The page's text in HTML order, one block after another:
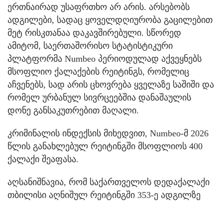
ერთნაირად უსაფრთხო არ არის. არსებობს
ადგილები, სადაც ყოველდღიურობა გაცილებით
მეტ რისკთანაა დაკავშირებული. სწორედ
ამიტომ, საერთაშორისო სტატისტიკური
პლატფორმა Numbeo პერიოდულად აქვეყნებს
მსოფლიო ქალაქების რეიტინგს, რომელიც
აჩვენებს, სად არის ცხოვრება ყველაზე საშიში და
რომელ ურბანულ სივრცეებშია დანაშაულის
დონე განსაკუთრებით მაღალი.
კრიმინალის ინდექსის მიხედვით, Numbeo-მ 2026
წლის განახლებულ რეიტინგში მსოფლიოს 400
ქალაქი შეაფასა.
აღსანიშნავია, რომ საქართველოს დედაქალაქი
თბილისი აღნიშულ რეიტინგში 353-ე ადგილზე